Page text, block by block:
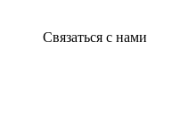
Связаться с нами